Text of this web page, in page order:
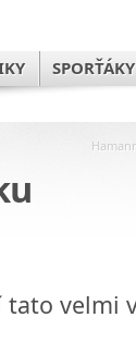
SPORŤÁKY
tato velmi